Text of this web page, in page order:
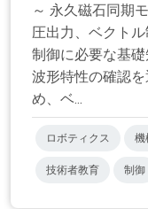
～ 永久磁石同期
圧出力、ベクト
制御に必要な基
波形特性の確認
め、ベ...
ロボティクス 機
技術者教育 制御